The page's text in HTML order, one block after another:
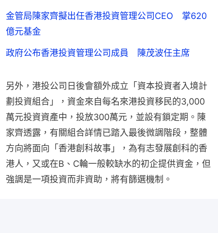
金管局陳家齊擬出任香港投資管理公司CEO 掌620
億元基金
政府公布香港投資管理公司成員 陳茂波任主席
另外，港投公司日後會額外成立「資本投資者入境計
劃投資組合」，資金來自每名來港投資移民的3,000
萬元投資資產中，投放300萬元，並設有鎖定期。陳
家齊透露，有關組合詳情已踏入最後微調階段，整體
方向將面向「香港創科故事」，為有志發展創科的香
港人，又或在B、C輪一般較缺水的初企提供資金，但
強調是一項投資而非資助，將有篩選機制。